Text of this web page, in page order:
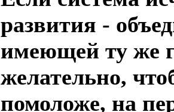
развития -
имеющей ту же
желательно,
помоложе, на